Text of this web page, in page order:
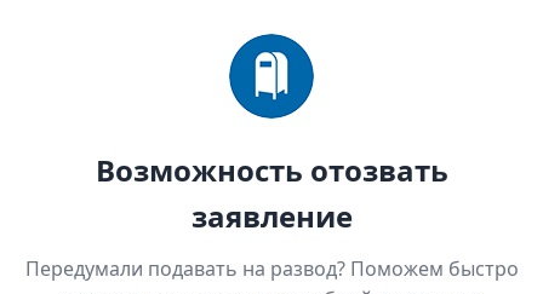
Возможность отозвать
заявление
Передумали подавать на развод? Поможем быстро